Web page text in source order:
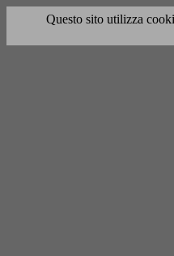
Questo sito utilizza